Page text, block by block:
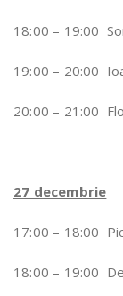
18:00 – 19:00
19:00 – 20:00
20:00 – 21:00
27 decembrie
17:00 – 18:00
18:00 – 19:00